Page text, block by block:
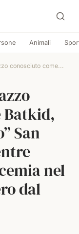
Animali
conosciuto come...
Batkid,
San
nel
dal